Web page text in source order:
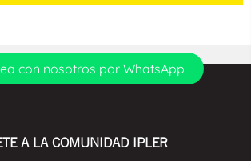
con nosotros por WhatsApp
A LA COMUNIDAD IPLER